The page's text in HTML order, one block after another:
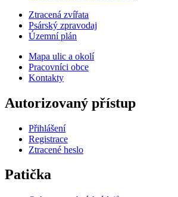
Ztracená zvířata
Psárský zpravodaj
Územní plán
Mapa ulic a okolí
Pracovníci obce
Kontakty
Autorizovaný přístup
Přihlášení
Registrace
Ztracené heslo
Patička